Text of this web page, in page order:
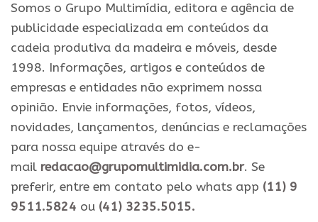
Somos o Grupo Multimídia, editora e agência de
publicidade especializada em conteúdos da
cadeia produtiva da madeira e móveis, desde
1998. Informações, artigos e conteúdos de
empresas e entidades não exprimem nossa
opinião. Envie informações, fotos, vídeos,
novidades, lançamentos, denúncias e reclamações
para nossa equipe através do e-
mail redacao@grupomultimidia.com.br. Se
preferir, entre em contato pelo whats app (11) 9
9511.5824 ou (41) 3235.5015.